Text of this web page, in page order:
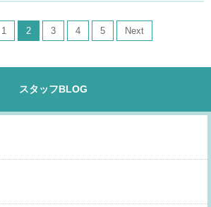
1 2 3 4 5 Next
スタッフBLOG